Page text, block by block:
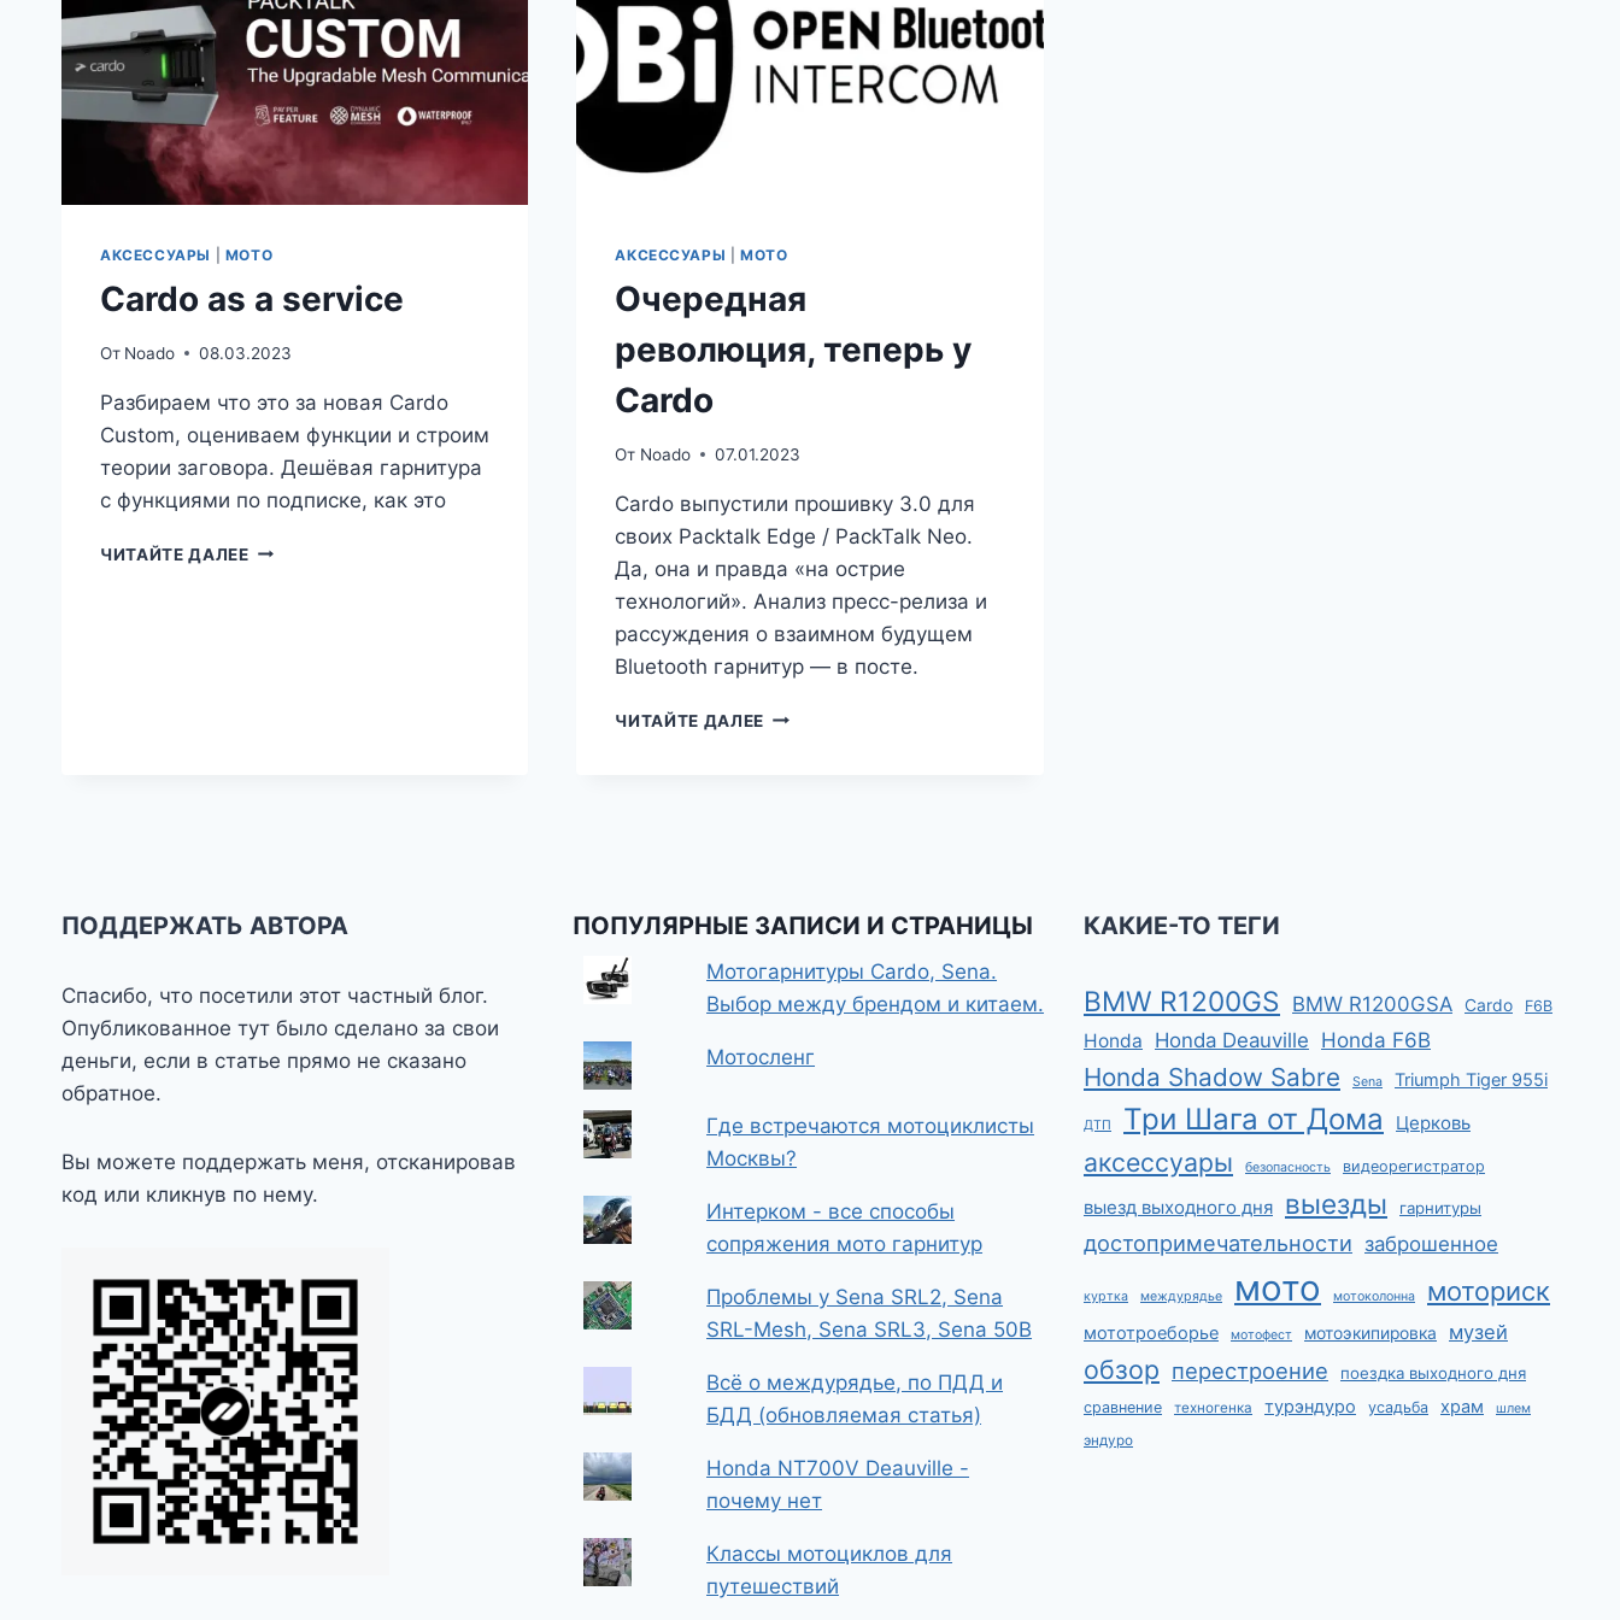
АКСЕССУАРЫ МОТО
Cardo as a service
От Noado 08.03.2023
Разбираем что это за новая Cardo
Custom, оцениваем функции и строим
теории заговора. Дешёвая гарнитура
с функциями по подписке, как это
ЧИТАЙТЕ ДАЛЕЕCARDO
АКСЕССУАРЫ |МОТО
Очередная
революция, теперь у
Cardo
От Noado 07.01.2023
Cardo выпустили прошивку 3.0 для
своих Packtalk Edge / PackTalk Neo.
Да, она и правда «на острие
технологий». Анализ пресс-релиза и
рассуждения о взаимном будущем
Bluetooth гарнитур — в посте.
ЧИТАЙТЕ ДАЛЕЕ ОЧЕРЕДНАЯ
ПОДДЕРЖАТЬ АВТОРА
Спасибо, что посетили этот частный блог.
Опубликованное тут было сделано за свои
деньги, если в статье прямо не сказано
обратное.
Вы можете поддержать меня, отсканировав
код или кликнув по нему.
ПОПУЛЯРНЫЕ ЗАПИСИ И СТРАНИЦЫ
Мотогарнитуры Cardo, Sena.
Выбор между брендом и китаем.
Мотосленг
Где встречаются мотоциклисты
Москвы?
Интерком - все способы
сопряжения мото гарнитур
Проблемы у Sena SRL2, Sena
SRL-Mesh, Sena SRL3, Sena 50B
Всё о междурядье, по ПДД и
БДД (обновляемая статья)
Honda NT700V Deauville -
почему нет
Классы мотоциклов для
путешествий
КАКИЕ-ТО ТЕГИ
BMW R1200GS BMW R1200GSA Cardo F6B
Honda Honda Deauville Honda F6B
Honda Shadow Sabre Sena Triumph Tiger 955i
ДТП Три Шага от Дома Церковь
аксессуары безопасность видеорегистратор
выезд выходного дня выезды гарнитуры
достопримечательности заброшенное
куртка междурядье мото мотоколонна моториск
мототроеборье мотофест мотоэкипировка музей
обзор перестроение поездка выходного дня
сравнение техногенка турэндуро усадьба храм шлем
эндуро